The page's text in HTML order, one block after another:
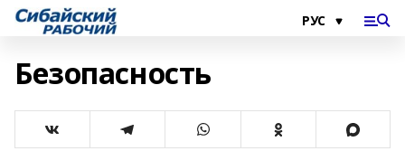
Безопасность